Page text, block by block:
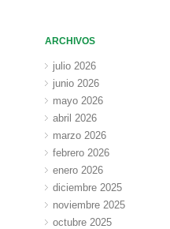
ARCHIVOS
julio 2026
junio 2026
mayo 2026
abril 2026
marzo 2026
febrero 2026
enero 2026
diciembre 2025
noviembre 2025
octubre 2025